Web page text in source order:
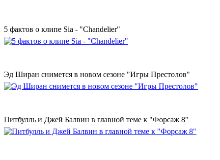
5 фактов о клипе Sia - "Chandelier"
Эд Ширан снимется в новом сезоне "Игры Престолов"
Питбулль и Джей Балвин в главной теме к "Форсаж 8"